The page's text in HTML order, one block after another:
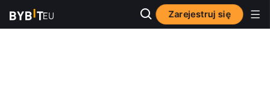
Zarejestruj się